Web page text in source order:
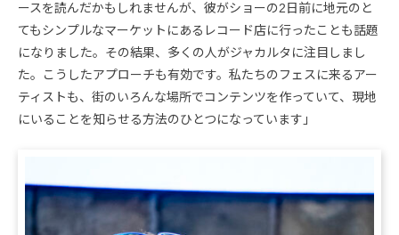
ースを読んだかもしれませんが、彼がショーの2日前に地元のと
てもシンプルなマーケットにあるレコード店に行ったことも話題
になりました。その結果、多くの人がジャカルタに注目しまし
た。こうしたアプローチも有効です。私たちのフェスに来るアー
ティストも、街のいろんな場所でコンテンツを作っていて、現地
にいることを知らせる方法のひとつになっています」